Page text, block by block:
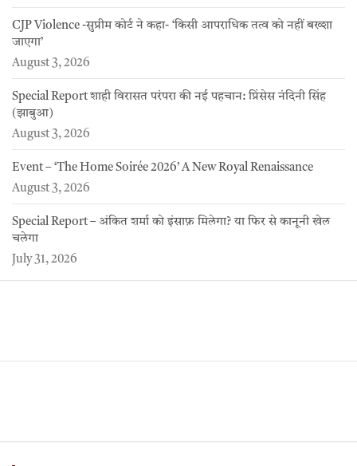
CJP Violence -सुप्रीम कोर्ट ने कहा- ‘किसी आपराधिक तत्व को नहीं बख्शा
जाएगा’
August 3, 2026
Special Report शाही विरासत परंपरा की नई पहचान: प्रिंसेस नंदिनी सिंह
(झाबुआ)
August 3, 2026
Event – ‘The Home Soirée 2026’ A New Royal Renaissance
August 3, 2026
Special Report – अंकित शर्मा को इंसाफ़ मिलेगा? या फिर से कानूनी खेल
चलेगा
July 31, 2026